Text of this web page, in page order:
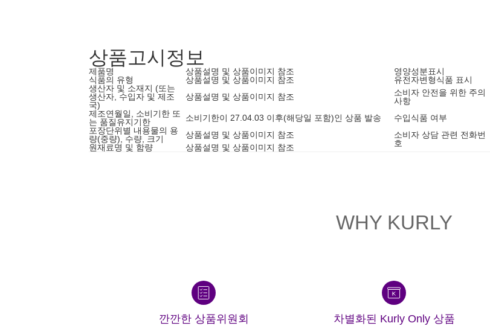
상품고시정보
제품명 상품설명 및 상품이미지 참조 영양성분표시
식품의 유형
상품설명 및 상품이미지 참조 유전자변형식품 표시
생산자 및 소재지 (또는
생산자, 수입자 및 제조
국)
상품설명 및 상품이미지 참조
소비자 안전을 위한 주의
사항
제조연월일, 소비기한 또
는 품질유지기한
소비기한이 27.04.03 이후(해당일 포함)인 상품 발송 수입식품 여부
포장단위별 내용물의 용
량(중량), 수량, 크기
상품설명 및 상품이미지 참조
소비자 상담 관련 전화번
호
원재료명 및 함량
상품설명 및 상품이미지 참조
WHY KURLY
깐깐한 상품위원회 차별화된 Kurly Only 상품